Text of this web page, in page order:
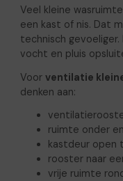
Veel kleine
een kast of nis. Dat
technisch
vocht en pluis
Voor ventilatie
denken aan:
ruimte onder
kastdeur open
rooster naar
vrije ruimte